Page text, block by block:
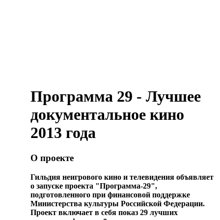
Программа 29 - Лучшее
документальное кино
2013 года
О проекте
Гильдия неигрового кино и телевидения объявляет
о запуске проекта "Программа-29",
подготовленного при финансовой поддержке
Министерства культуры Российской Федерации.
Проект включает в себя показ 29 лучших